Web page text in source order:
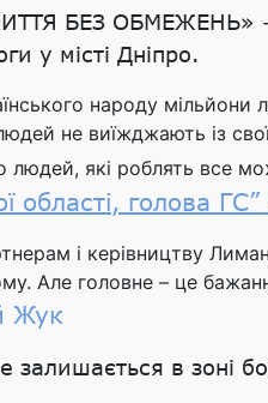
БЕЗ ОБМЕЖЕНЬ» –
у місті Дніпро.
народу
не виїжджають із
які роблять все
області, голова
і керівництву
Але головне – це
Жук
залишається в зоні